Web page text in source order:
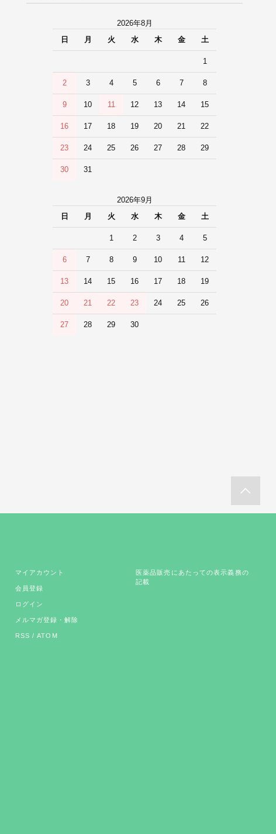
2026年8月
日
月 火 水 木 金 土
1
2 3 4 5 6 7 8
9 10 11 12 13 14 15
16 17 18 19 20 21 22
23 24 25 26 27 28 29
30 31
2026年9月
日
月 火 水 木 金 土
1 2 3 4 5
6 7 8 9 10 11 12
13 14 15 16 17 18 19
20 21 22 23 24 25 26
27 28 29 30
マイアカウント
会員登録
ログイン
メルマガ登録・解除
RSS /ATOM
医薬品販売にあたっての表示義務の
記載